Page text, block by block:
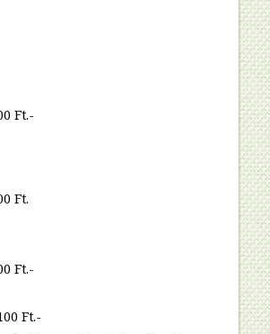
Ft.-
Ft.
Ft.-
Ft.-